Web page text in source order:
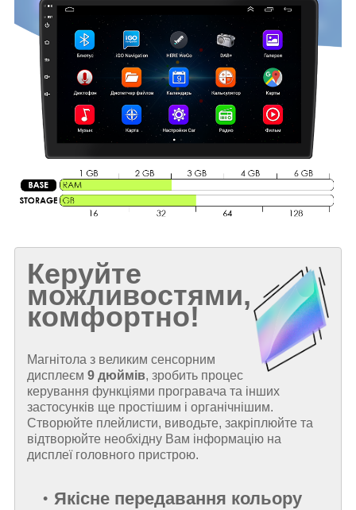
Керуйте
можливостями,
комфортно!
Магнітола з великим сенсорним
дисплеєм 9 дюймів, зробить процес
керування функціями програвача та інших
застосунків ще простішим і органічнішим.
Створюйте плейлисти, виводьте, закріплюйте та
відтворюйте необхідну Вам інформацію на
дисплеї головного пристрою.
Якісне передавання кольору